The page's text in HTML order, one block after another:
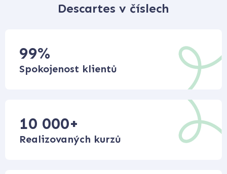
Descartes v číslech
99%
Spokojenost klientů
10 000+
Realizovaných kurzů